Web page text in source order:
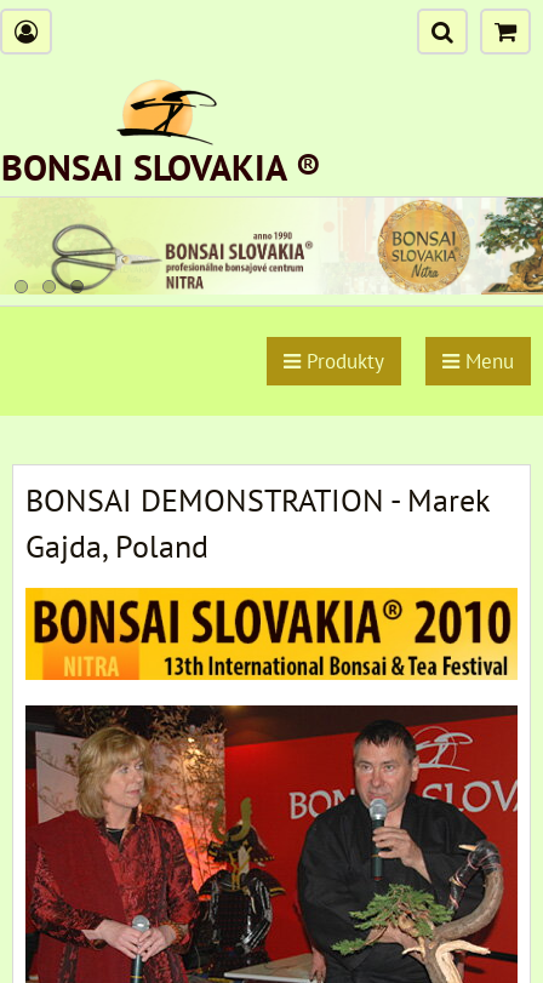
BONSAI SLOVAKIA ®
Produkty Menu
BONSAI DEMONSTRATION - Marek
Gajda, Poland